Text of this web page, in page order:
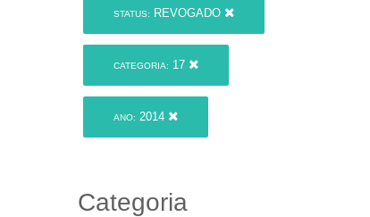
STATUS: REVOGADO
CATEGORIA: 17
ANO: 2014
Categoria